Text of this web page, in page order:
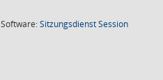
Software:SitzungsdienstSession(Wird in